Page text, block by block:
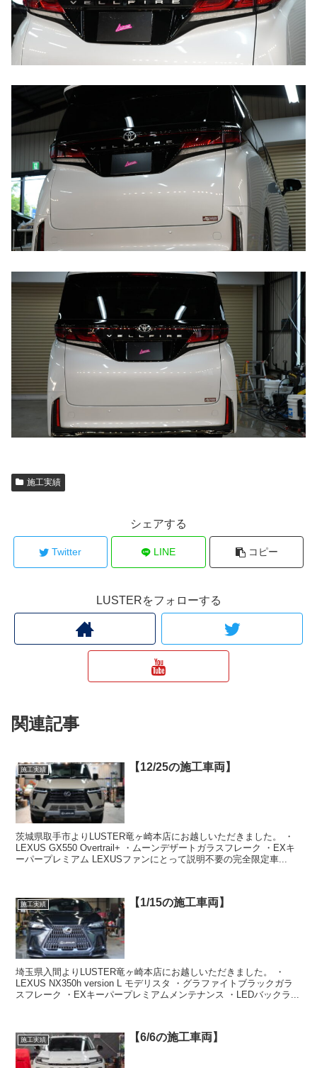
施工実績
シェアする
Twitter LINE コピー
LUSTERをフォローする
関連記事
施工実績 【12/25の施工車両】
茨城県取手市よりLUSTER竜ヶ崎本店にお越しいただきました。 ・
LEXUS GX550 Overtrail+ ・ムーンデザートガラスフレーク ・EXキ
ーパープレミアム LEXUSファンにとって説明不要の完全限定車...
施工実績 【1/15の施工車両】
埼玉県入間よりLUSTER竜ヶ崎本店にお越しいただきました。 ・
LEXUS NX350h version L モデリスタ ・グラファイトブラックガラ
スフレーク ・EXキーパープレミアムメンテナンス ・LEDバックラ...
施工実績 【6/6の施工車両】